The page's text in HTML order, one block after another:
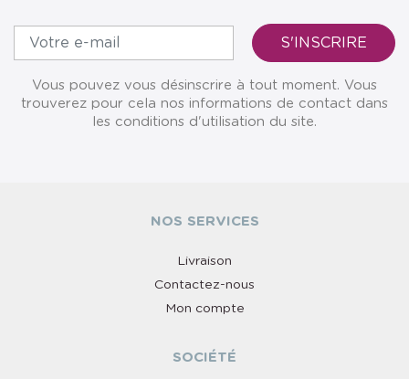
Vous pouvez vous désinscrire à tout moment. Vous
trouverez pour cela nos informations de contact dans
les conditions d'utilisation du site.
NOS SERVICES
Livraison
Contactez-nous
Mon compte
SOCIÉTÉ